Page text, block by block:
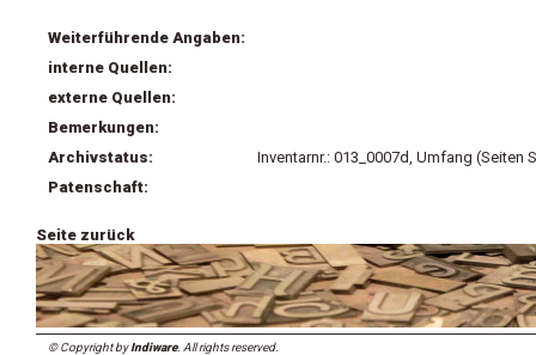
Weiterführende Angaben:
interne Quellen:
externe Quellen:
Bemerkungen:
Archivstatus:
Inventarnr.: 013_0007d, Umfang (Seiten
Patenschaft:
Seite zurück
© Copyright byIndiware. All rights reserved.